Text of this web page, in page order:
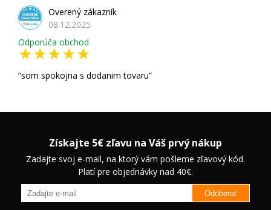
Overený zákazník
08.12.2025
Odporúča obchod
som spokojna s dodanim tovaru
Získajte 5€ zľavu na Váš prvý nákup
Zadajte svoj e-mail, na ktorý vám pošleme zľavový kód.
Platí pre objednávky nad 40€.
Odoberať